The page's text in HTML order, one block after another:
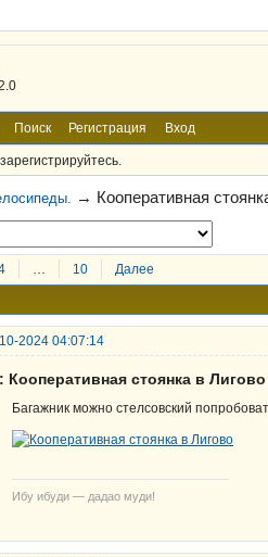
Поиск Регистрация Вход
→ Кооперативная
… 10 Далее
2024 04:07:14
Кооперативная стоянка в Лигово
Багажник можно стелсовский
Ибу ибуди — дадао муди!